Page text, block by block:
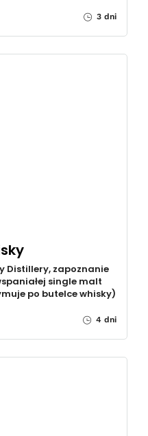
3 dni
Distillery, zapoznanie
single malt
po butelce whisky)
4 dni